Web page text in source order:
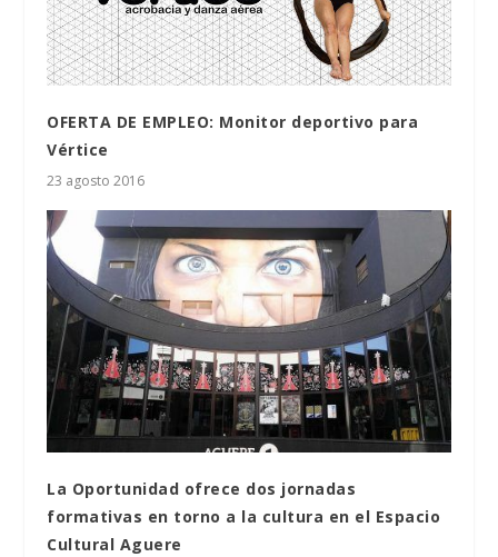
OFERTA DE EMPLEO: Monitor deportivo para
Vértice
23 agosto 2016
La Oportunidad ofrece dos jornadas
formativas en torno a la cultura en el Espacio
Cultural Aguere